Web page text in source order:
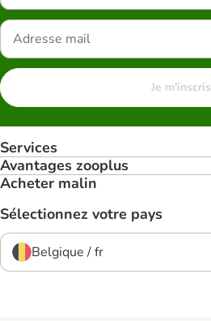
Je m'inscris
Services
Avantages zooplus
Acheter malin
Sélectionnez votre pays
Belgique / fr